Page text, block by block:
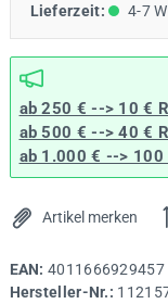
Lieferzeit: 4-7
ab 250 € --> 10 €
ab 500 € --> 40 €
ab 1.000 € --> 100
Artikel merken
EAN: 4011666929457
Hersteller-Nr.: